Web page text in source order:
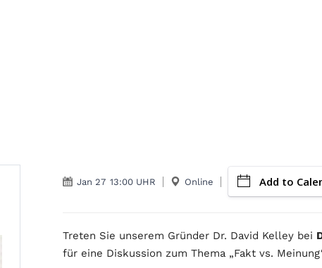
Jan 27 13:00 UHR Online Add to
Treten Sie unserem Gründer Dr. David Kelley bei
für eine Diskussion zum Thema „Fakt vs.